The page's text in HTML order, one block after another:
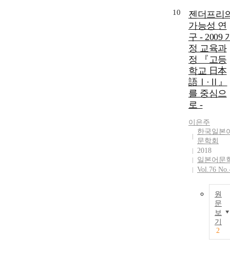
10
젠더프리
가능성 연
구 - 2009
정 교육과
정 『고등
학교 日本
語Ⅰ·Ⅱ』
를 중심으
로 -
이은주
한국일본
문학회
2018
일본어문
Vol.76
원
문
보
기
2